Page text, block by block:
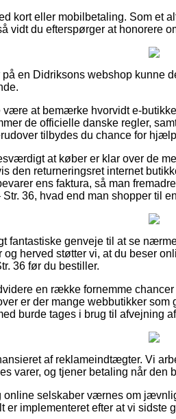
kort eller mobilbetaling. Som et
vidt du efterspørger at honorere
en Didriksons webshop kunne
være at bemærke hvorvidt e-
de officielle danske regler,
tilbydes du chance for
at køber er klar over de
den returneringsret internet
ens faktura, så man
36, hvad end man shopper til
fantastiske genveje til at se
og herved støtter vi, at du beser
36 før du bestiller.
en række fornemme
er der mange webbutikker
burde tages i brug til afvejning
af reklameindtægter. Vi
varer, og tjener betaling når
online selskaber værnes om
er implementeret efter at vi sidste